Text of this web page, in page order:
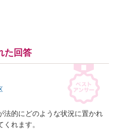
た回答
法的にどのような状況に置かれ
れます。